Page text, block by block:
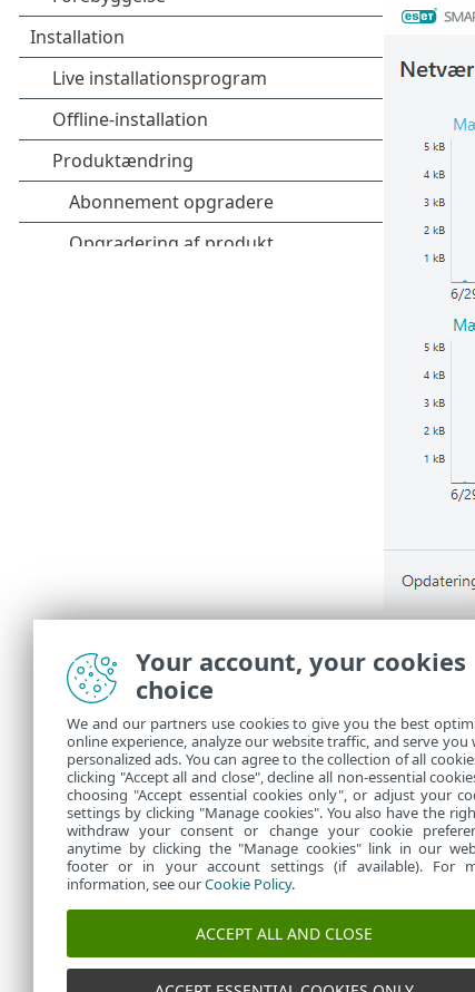
De
• 1
1
• 1
Grafens
nøjagtige
Your account, your cookies
choice
We and our partners use cookies to give you the best
online experience, analyze our website traffic, and serve you
personalized ads. You can agree to the collection of all
clicking "Accept all and close", decline all non-essential
choosing "Accept essential cookies only", or adjust your
settings by clicking "Manage cookies". You also have the
withdraw your consent or change your cookie
anytime by clicking the "Manage cookies" link in our
footer or in your account settings (if available). For
information, see ourCookie Policy.
ACCEPT ALL AND CLOSE